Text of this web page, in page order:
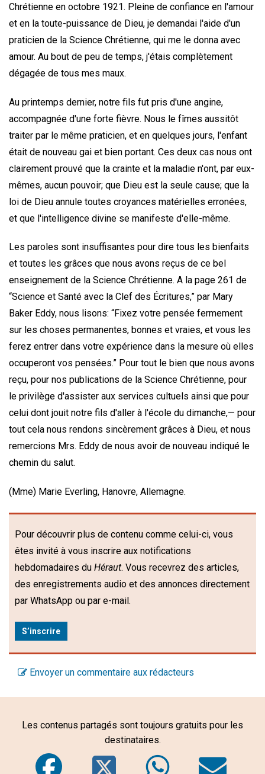
Chrétienne en octobre 1921. Pleine de confiance en l'amour
et en la toute-puissance de Dieu, je demandai l'aide d'un
praticien de la Science Chrétienne, qui me le donna avec
amour. Au bout de peu de temps, j'étais complètement
dégagée de tous mes maux.
Au printemps dernier, notre fils fut pris d'une angine,
accompagnée d'une forte fièvre. Nous le fîmes aussitôt
traiter par le même praticien, et en quelques jours, l'enfant
était de nouveau gai et bien portant. Ces deux cas nous ont
clairement prouvé que la crainte et la maladie n'ont, par eux-
mêmes, aucun pouvoir; que Dieu est la seule cause; que la
loi de Dieu annule toutes croyances matérielles erronées,
et que l'intelligence divine se manifeste d'elle-même.
Les paroles sont insuffisantes pour dire tous les bienfaits
et toutes les grâces que nous avons reçus de ce bel
enseignement de la Science Chrétienne. A la page 261 de
“Science et Santé avec la Clef des Écritures,” par Mary
Baker Eddy, nous lisons: “Fixez votre pensée fermement
sur les choses permanentes, bonnes et vraies, et vous les
ferez entrer dans votre expérience dans la mesure où elles
occuperont vos pensées.” Pour tout le bien que nous avons
reçu, pour nos publications de la Science Chrétienne, pour
le privilège d'assister aux services cultuels ainsi que pour
celui dont jouit notre fils d'aller à l'école du dimanche,— pour
tout cela nous rendons sincèrement grâces à Dieu, et nous
remercions Mrs. Eddy de nous avoir de nouveau indiqué le
chemin du salut.
(Mme) Marie Everling, Hanovre, Allemagne.
Pour découvrir plus de contenu comme celui-ci, vous
êtes invité à vous inscrire aux notifications
hebdomadaires du Héraut. Vous recevrez des articles,
des enregistrements audio et des annonces directement
par WhatsApp ou par e-mail.
S’inscrire
Envoyer un commentaire aux rédacteurs
Les contenus partagés sont toujours gratuits pour les
destinataires.
Facebook
Twitter